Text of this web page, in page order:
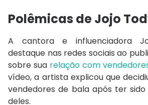
Polêmicas de Jojo
A cantora e influenciadora
destaque nas redes sociais ao
sobre sua relação com
vídeo, a artista explicou que
vendedores de bala após ter
deles.